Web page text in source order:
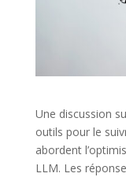
Une discussion
outils pour le
abordent
LLM. Les